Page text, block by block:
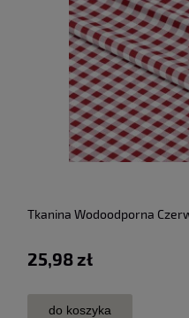
Tkanina Wodoodporna
25,98 zł
do koszyka